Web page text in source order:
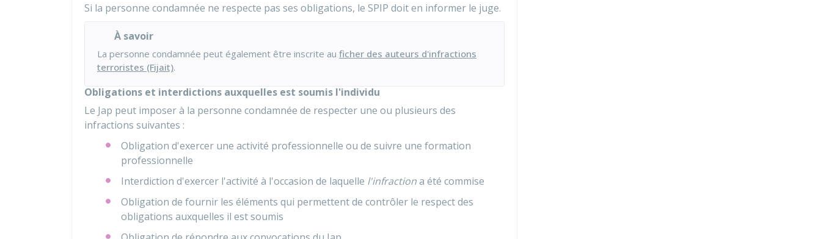
Si la personne condamnée ne respecte pas ses obligations, le SPIP doit en informer le juge.
À savoir
La personne condamnée peut également être inscrite au ficher des auteurs d'infractions
terroristes (Fijait).
Obligations et interdictions auxquelles est soumis l'individu
Le Jap peut imposer à la personne condamnée de respecter une ou plusieurs des
infractions suivantes :
Obligation d'exercer une activité professionnelle ou de suivre une formation
professionnelle
Interdiction d'exercer l'activité à l'occasion de laquelle l'infractiona été commise
Obligation de fournir les éléments qui permettent de contrôler le respect des
obligations auxquelles il est soumis